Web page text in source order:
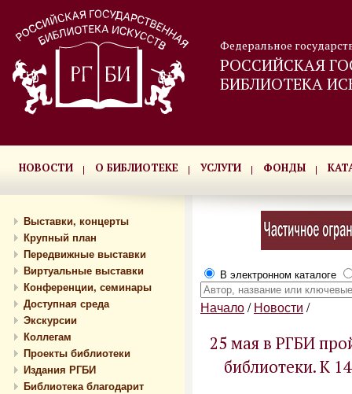
Федеральное
РОССИЙСКАЯ
БИБЛИОТЕКА
НОВОСТИ О БИБЛИОТЕКЕ УСЛУГИ ФОНДЫ
Выставки, концерты
Крупный план
Передвижные выставки
Виртуальные выставки
Конференции, семинары
Доступная среда
Экскурсии
Коллегам
Проекты библиотеки
Издания РГБИ
Библиотека благодарит
В электронном каталоге
Начало/ Новости /
25 мая в РГБИ
библиотеки. К